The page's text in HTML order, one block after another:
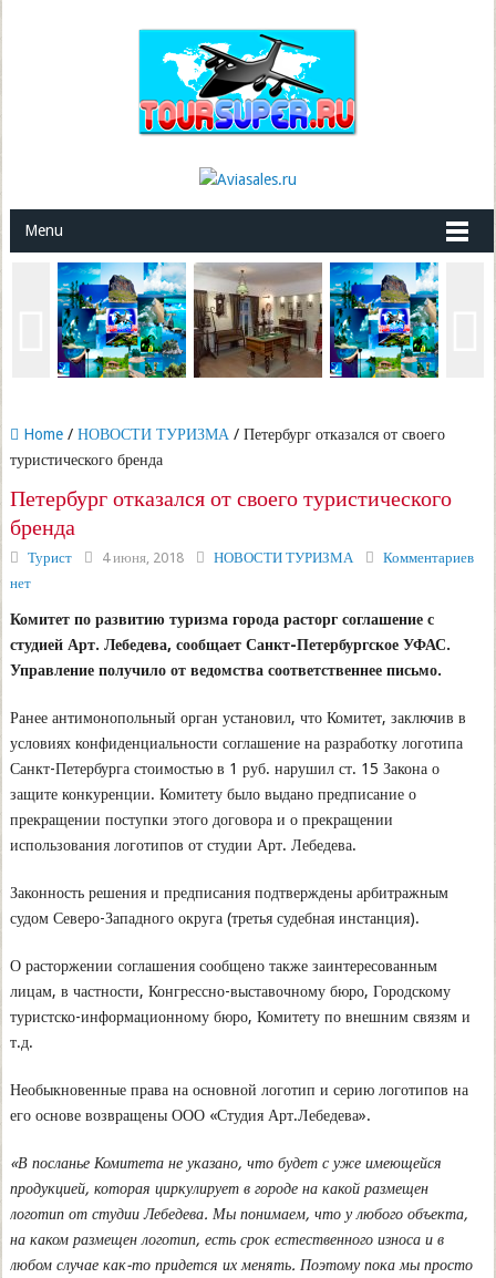
Menu
Home/ НОВОСТИ ТУРИЗМА / Петербург отказался от своего
туристического бренда
Петербург отказался от своего туристического
бренда
Турист 4 июня, 2018 НОВОСТИ ТУРИЗМА
Комментариев
нет
Комитет по развитию туризма города расторг соглашение с
студией Арт. Лебедева, сообщает Санкт-Петербургское УФАС.
Управление получило от ведомства соответственнее письмо.
Ранее антимонопольный орган установил, что Комитет, заключив в
условиях конфиденциальности соглашение на разработку логотипа
Санкт-Петербурга стоимостью в 1 руб. нарушил ст. 15 Закона о
защите конкуренции. Комитету было выдано предписание о
прекращении поступки этого договора и о прекращении
использования логотипов от студии Арт. Лебедева.
Законность решения и предписания подтверждены арбитражным
судом Северо-Западного округа (третья судебная инстанция).
О расторжении соглашения сообщено также заинтересованным
лицам, в частности, Конгрессно-выставочному бюро, Городскому
туристско-информационному бюро, Комитету по внешним связям и
т.д.
Необыкновенные права на основной логотип и серию логотипов на
его основе возвращены ООО «Студия Арт.Лебедева».
«В посланье Комитета не указано, что будет с уже имеющейся
продукцией, которая циркулирует в городе на какой размещен
логотип от студии Лебедева. Мы понимаем, что у любого объекта,
на каком размещен логотип, есть срок естественного износа и в
любом случае как-то придется их менять. Поэтому пока мы просто